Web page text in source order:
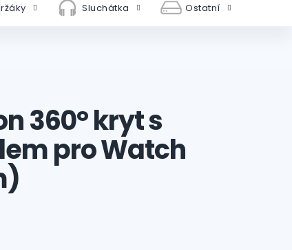
Sluchátka Ostatní
360° kryt s
pro Watch